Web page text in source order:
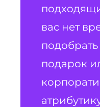
вас нет
подарок